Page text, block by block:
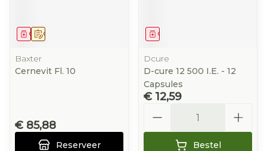
Op voorschrift
Geneesmiddel
Baxter
Cernevit Fl. 10
€ 85,88
Reserveer
Geneesmiddel
Dcure
D-cure 12 500 I.E. - 12
Capsules
€ 12,59
Bestel